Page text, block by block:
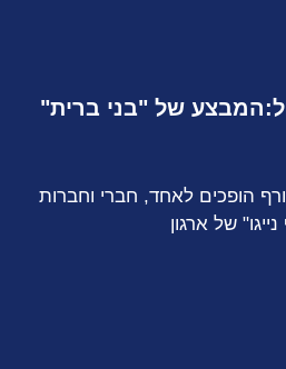
של "בני ברית"
הופכים לאחד, חברי וחברות
של ארגון